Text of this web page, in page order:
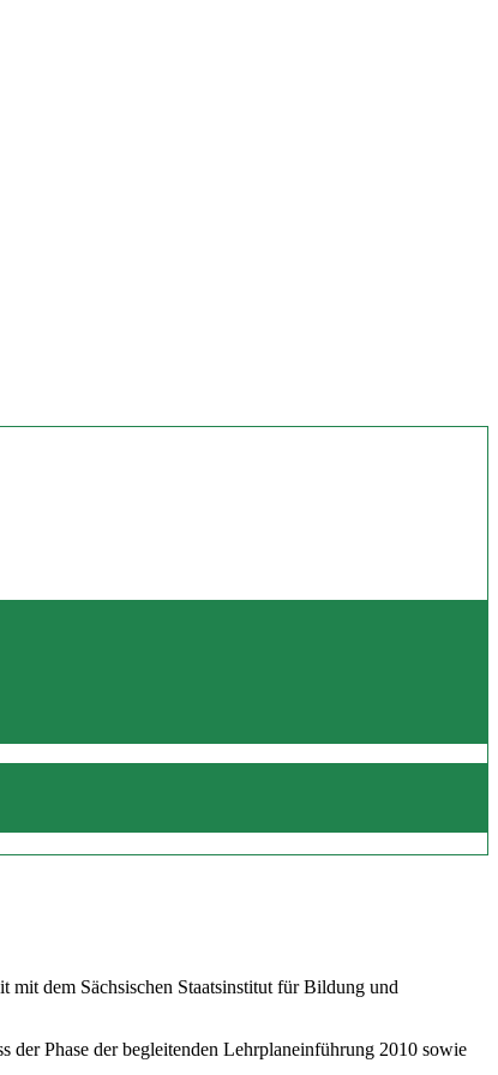
dem Sächsischen Staatsinstitut für Bildung und
Phase der begleitenden Lehrplaneinführung 2010 sowie